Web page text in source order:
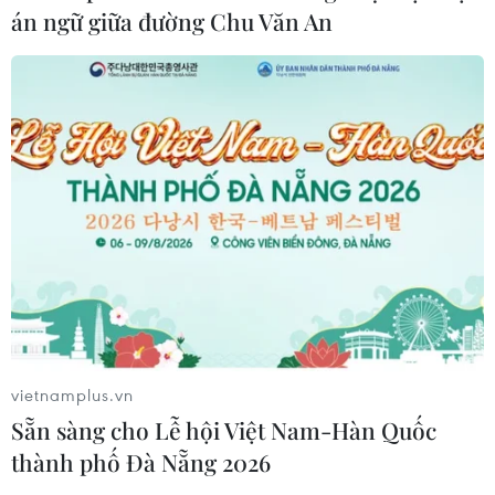
03/08/2026 03:43
nền tảng số trả phí cho báo chí
03/08/2026 00:25
Đổi mới công tác ngoại giao văn hóa:
Tạo động lực phát triển địa phương
02/08/2026 12:02
Tạo đột phá từ văn hóa, con người và
đổi mới sáng tạo
02/08/2026 03:15
án ngữ giữa đường Chu Văn An
vietnamplus.vn
Sẵn sàng cho Lễ hội Việt Nam-Hàn Quốc
thành phố Đà Nẵng 2026